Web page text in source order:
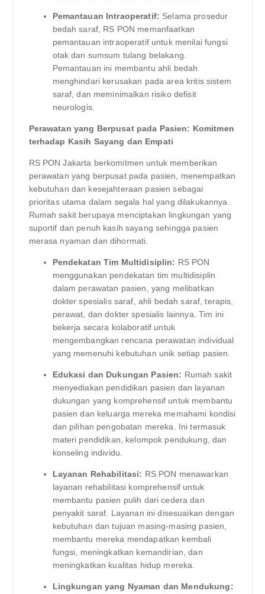
Pemantauan Intraoperatif: Selama prosedur
bedah saraf, RS PON memanfaatkan
pemantauan intraoperatif untuk menilai fungsi
otak dan sumsum tulang belakang.
Pemantauan ini membantu ahli bedah
menghindari kerusakan pada area kritis sistem
saraf, dan meminimalkan risiko defisit
neurologis.
Perawatan yang Berpusat pada Pasien: Komitmen
terhadap Kasih Sayang dan Empati
RS PON Jakarta berkomitmen untuk memberikan
perawatan yang berpusat pada pasien, menempatkan
kebutuhan dan kesejahteraan pasien sebagai
prioritas utama dalam segala hal yang dilakukannya.
Rumah sakit berupaya menciptakan lingkungan yang
suportif dan penuh kasih sayang sehingga pasien
merasa nyaman dan dihormati.
Pendekatan Tim Multidisiplin: RS PON
menggunakan pendekatan tim multidisiplin
dalam perawatan pasien, yang melibatkan
dokter spesialis saraf, ahli bedah saraf, terapis,
perawat, dan dokter spesialis lainnya. Tim ini
bekerja secara kolaboratif untuk
mengembangkan rencana perawatan individual
yang memenuhi kebutuhan unik setiap pasien.
Edukasi dan Dukungan Pasien: Rumah sakit
menyediakan pendidikan pasien dan layanan
dukungan yang komprehensif untuk membantu
pasien dan keluarga mereka memahami kondisi
dan pilihan pengobatan mereka. Ini termasuk
materi pendidikan, kelompok pendukung, dan
konseling individu.
Layanan Rehabilitasi: RS PON menawarkan
layanan rehabilitasi komprehensif untuk
membantu pasien pulih dari cedera dan
penyakit saraf. Layanan ini disesuaikan dengan
kebutuhan dan tujuan masing-masing pasien,
membantu mereka mendapatkan kembali
fungsi, meningkatkan kemandirian, dan
meningkatkan kualitas hidup mereka.
Lingkungan yang Nyaman dan Mendukung: